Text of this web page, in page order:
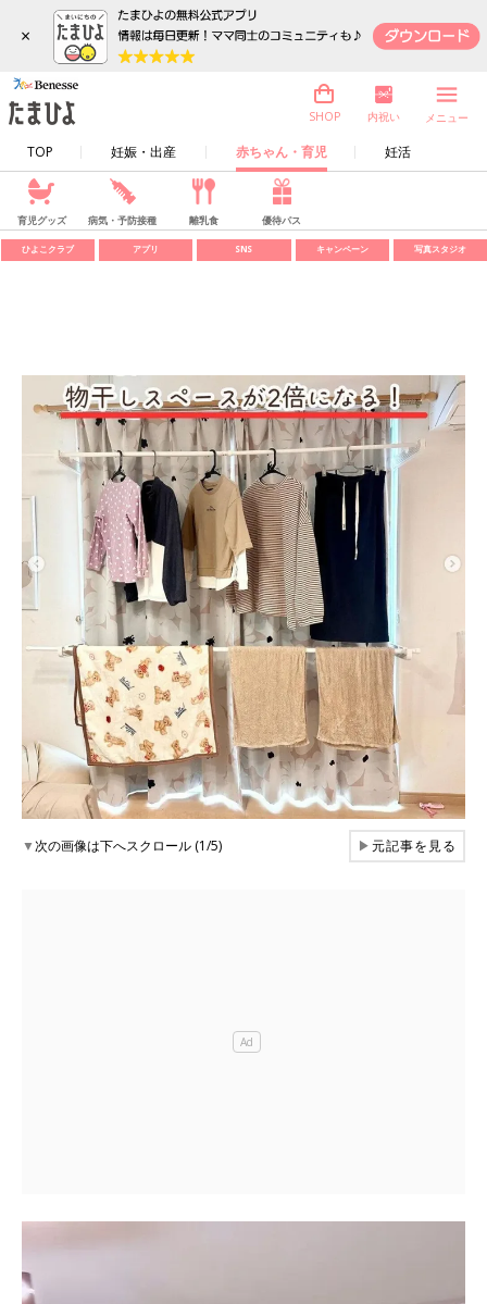
×
TOP 妊娠・出産 赤ちゃん・育児 妊活
SHOP 内祝い メニュー
育児グッズ 病気・予防接種 離乳食 優待パス
ひよこクラブ アプリ SNS キャンペーン 写真スタジオ
▼次の画像は下へスクロール (1/5) ▶元記事を見る